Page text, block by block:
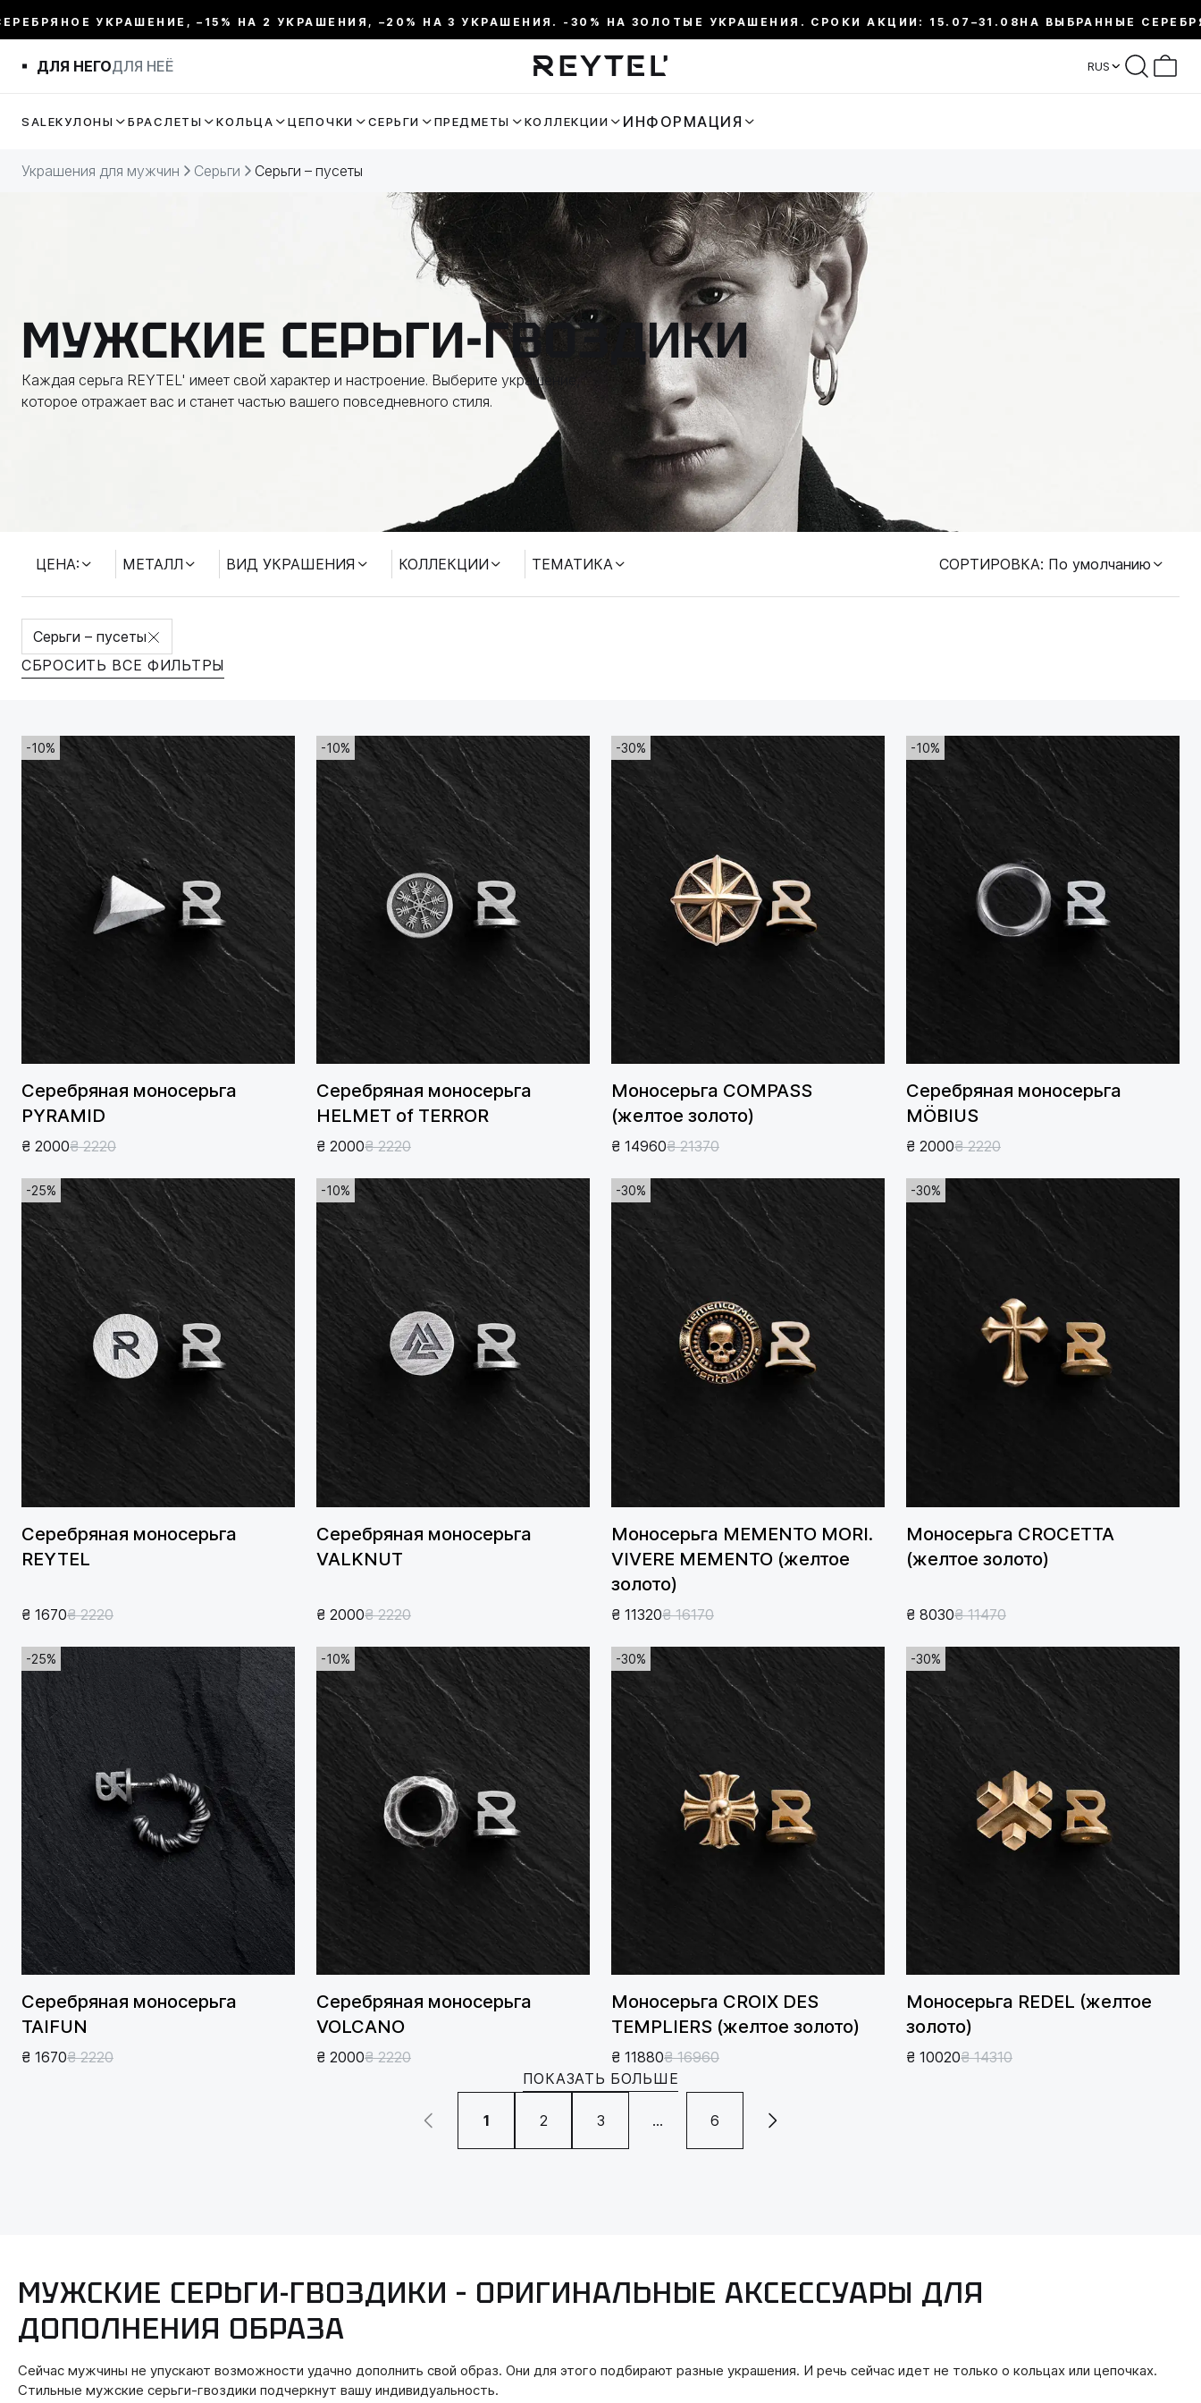
УКРАШЕНИЕ, –15% НА 2 УКРАШЕНИЯ, –20% НА 3 УКРАШЕНИЯ. -30% НА ЗОЛОТЫЕ УКРАШЕНИЯ. СРОКИ АКЦИИ: 15.07–31.08 НА ВЫБРАННЫЕ СЕРЕБРЯНЫЕ
ДЛЯ НЕГОДЛЯ НЕЁ RUS
SALEКУЛОНЫ БРАСЛЕТЫ КОЛЬЦА ЦЕПОЧКИ СЕРЬГИ ПРЕДМЕТЫ КОЛЛЕКЦИИ ИНФОРМАЦИЯ
Украшения для мужчин Серьги Серьги – пусеты
МУЖСКИЕ СЕРЬГИ-ГВОЗДИКИ
Каждая серьга REYTEL' имеет свой характер и настроение. Выберите украшение,
которое отражает вас и станет частью вашего повседневного стиля.
ЦЕНА: МЕТАЛЛ ВИД УКРАШЕНИЯ КОЛЛЕКЦИИ ТЕМАТИКА
ФИЛЬТР
ТЕМАТИКА
СОРТИРОВКА: По умолчанию
Серьги – пусеты
СБРОСИТЬ ВСЕ ФИЛЬТРЫ
-10%
Серебряная моносерьга
PYRAMID
₴ 2000₴ 2220
-10%
Серебряная моносерьга
HELMET of TERROR
₴ 2000₴ 2220
-30%
Моносерьга COMPASS
(желтое золото)
₴ 14960₴ 21370
-10%
Серебряная моносерьга
MÖBIUS
₴ 2000₴ 2220
-25%
Серебряная моносерьга
REYTEL
₴ 1670₴ 2220
-10%
Серебряная моносерьга
VALKNUT
₴ 2000₴ 2220
-30%
Моносерьга MEMENTO MORI.
VIVERE MEMENTO ​​(желтое
золото)
₴ 11320₴ 16170
-30%
Моносерьга CROCETTA ​​
(желтое золото)
₴ 8030₴ 11470
-25%
Серебряная моносерьга
TAIFUN
₴ 1670₴ 2220
-10%
Серебряная моносерьга
VOLCANO
₴ 2000₴ 2220
-30%
Моносерьга CROIX DES
TEMPLIERS ​​(желтое золото)
₴ 11880₴ 16960
-30%
Моносерьга REDEL (желтое
золото)
₴ 10020₴ 14310
ПОКАЗАТЬ БОЛЬШЕ
1 2 3 ... 6
МУЖСКИЕ СЕРЬГИ-ГВОЗДИКИ – ОРИГИНАЛЬНЫЕ АКСЕССУАРЫ ДЛЯ
ДОПОЛНЕНИЯ ОБРАЗА
Сейчас мужчины не упускают возможности удачно дополнить свой образ. Они для этого подбирают разные украшения. И речь сейчас идет не только о кольцах или цепочках.
Стильные мужские серьги-гвоздики подчеркнут вашу индивидуальность.